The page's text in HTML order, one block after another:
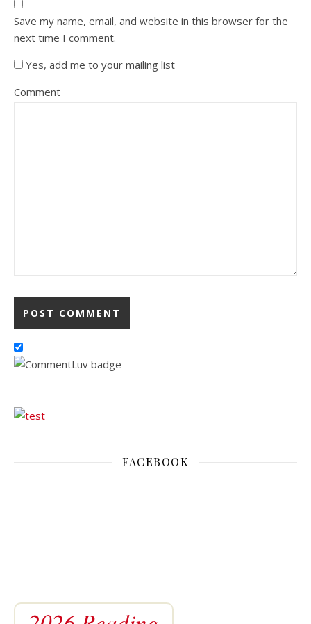
Save my name, email, and website in this browser for the
next time I comment.
Yes, add me to your mailing list
Comment
FACEBOOK